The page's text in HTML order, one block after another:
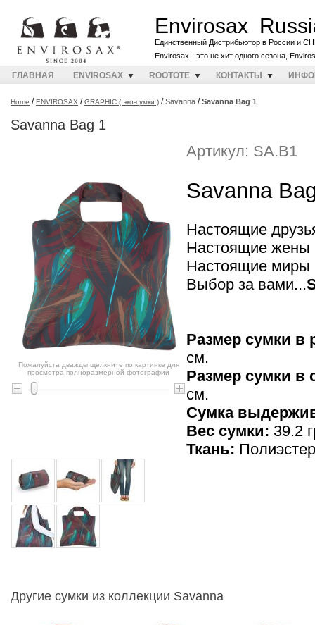
Envirosax
Единственный Дистрибьютор в России и
Envirosax - это не хит одного сезона,
ГЛАВНАЯ ENVIROSAX ROOTOTE КОНТАКТЫ
Home /ENVIROSAX /GRAPHIC ( эко-сумки ) /Savanna /Savanna Bag 1
Savanna Bag 1
Пожалуйста дважды щелкните по картинке для
просмотра полноразмерной фотографии
Артикул: SA.B1
Savanna
Настоящие
Настоящие жены
Настоящие миры
Выбор за вами...
Размер сумки в
см.
Размер сумки
см.
Cумка
Вес сумки: 39.2
Ткань: Полиэстер
Другие сумки из коллекции Savanna